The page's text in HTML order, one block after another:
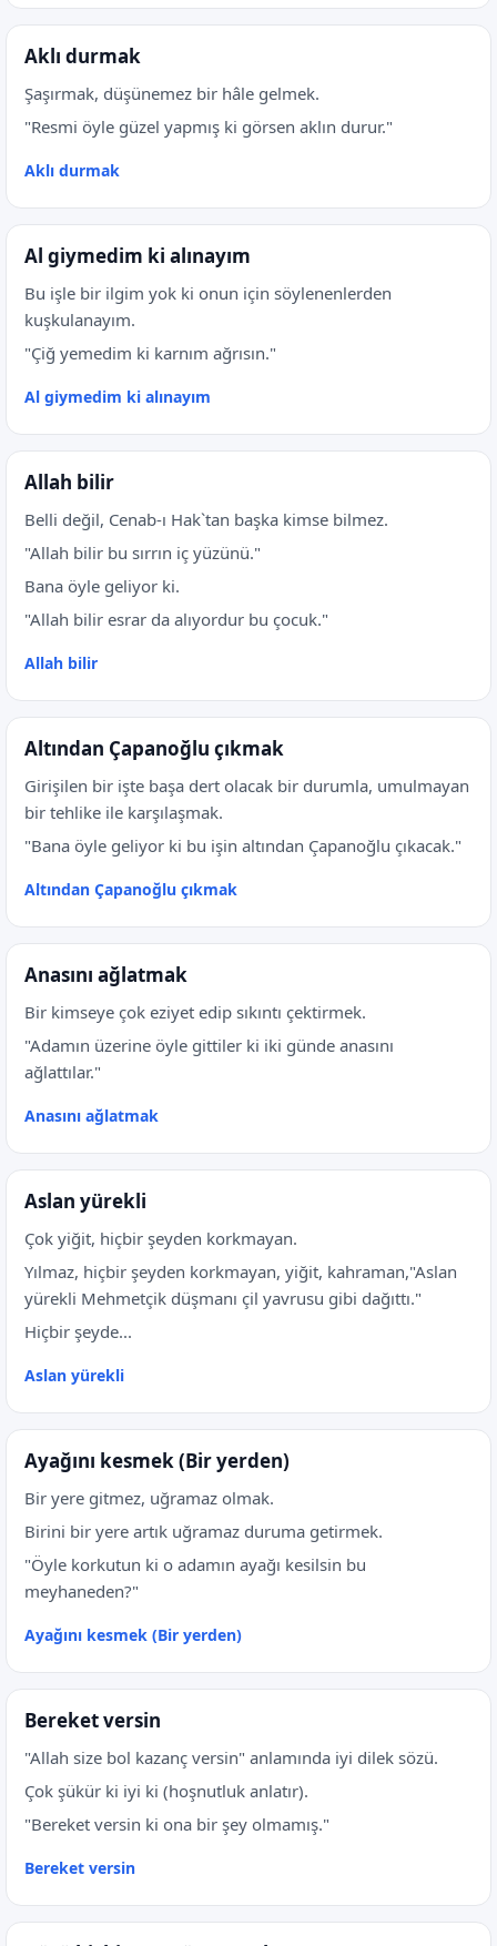
Aklı durmak
Şaşırmak, düşünemez bir hâle gelmek.
"Resmi öyle güzel yapmış ki görsen aklın durur."
Aklı durmak
Al giymedim ki alınayım
Bu işle bir ilgim yok ki onun için söylenenlerden
kuşkulanayım.
"Çiğ yemedim ki karnım ağrısın."
Al giymedim ki alınayım
Allah bilir
Belli değil, Cenab-ı Hak`tan başka kimse bilmez.
"Allah bilir bu sırrın iç yüzünü."
Bana öyle geliyor ki.
"Allah bilir esrar da alıyordur bu çocuk."
Allah bilir
Altından Çapanoğlu çıkmak
Girişilen bir işte başa dert olacak bir durumla, umulmayan
bir tehlike ile karşılaşmak.
"Bana öyle geliyor ki bu işin altından Çapanoğlu çıkacak."
Altından Çapanoğlu çıkmak
Anasını ağlatmak
Bir kimseye çok eziyet edip sıkıntı çektirmek.
"Adamın üzerine öyle gittiler ki iki günde anasını
ağlattılar."
Anasını ağlatmak
Aslan yürekli
Çok yiğit, hiçbir şeyden korkmayan.
Yılmaz, hiçbir şeyden korkmayan, yiğit, kahraman,"Aslan
yürekli Mehmetçik düşmanı çil yavrusu gibi dağıttı."
Hiçbir şeyde...
Aslan yürekli
Ayağını kesmek (Bir yerden)
Bir yere gitmez, uğramaz olmak.
Birini bir yere artık uğramaz duruma getirmek.
"Öyle korkutun ki o adamın ayağı kesilsin bu
meyhaneden?"
Ayağını kesmek (Bir yerden)
Bereket versin
"Allah size bol kazanç versin" anlamında iyi dilek sözü.
Çok şükür ki iyi ki (hoşnutluk anlatır).
"Bereket versin ki ona bir şey olmamış."
Bereket versin